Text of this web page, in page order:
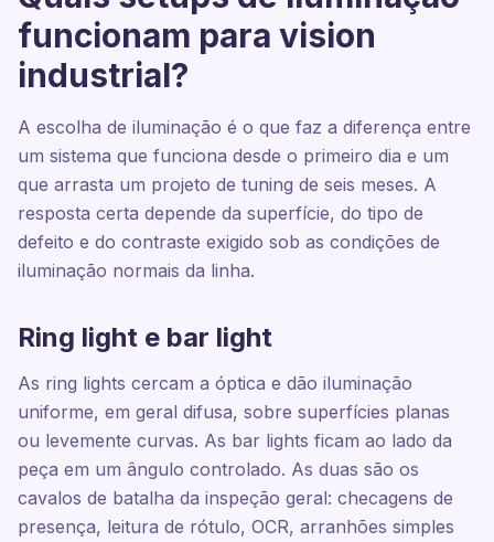
funcionam para vision
industrial?
A escolha de iluminação é o que faz a diferença entre
um sistema que funciona desde o primeiro dia e um
que arrasta um projeto de tuning de seis meses. A
resposta certa depende da superfície, do tipo de
defeito e do contraste exigido sob as condições de
iluminação normais da linha.
Ring light e bar light
As ring lights cercam a óptica e dão iluminação
uniforme, em geral difusa, sobre superfícies planas
ou levemente curvas. As bar lights ficam ao lado da
peça em um ângulo controlado. As duas são os
cavalos de batalha da inspeção geral: checagens de
presença, leitura de rótulo, OCR, arranhões simples